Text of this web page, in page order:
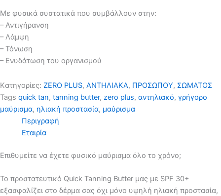
Με φυσικά συστατικά που συμβάλλουν στην:
– Αντιγήρανση
– Λάμψη
– Τόνωση
– Ενυδάτωση του οργανισμού
Kατηγορίες: ZERO PLUS, ΑΝΤΗΛΙΑΚΑ, ΠΡΟΣΩΠΟΥ, ΣΩΜΑΤΟΣ
Tags quick tan, tanning butter, zero plus, αντηλιακό, γρήγορο
μαύρισμα, ηλιακή προστασία, μαύρισμα
Περιγραφή
Εταιρία
Επιθυμείτε να έχετε φυσικό μαύρισμα όλο το χρόνο;
Το προστατευτικό Quick Tanning Butter μας με SPF 30+
εξασφαλίζει στο δέρμα σας όχι μόνο υψηλή ηλιακή προστασία,